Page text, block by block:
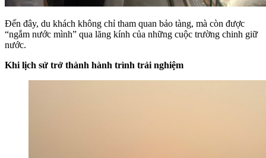
Đến đây, du khách không chỉ tham quan bảo tàng, mà còn được
“ngắm nước mình” qua lăng kính của những cuộc trường chinh giữ
nước.
Khi lịch sử trở thành hành trình trải nghiệm